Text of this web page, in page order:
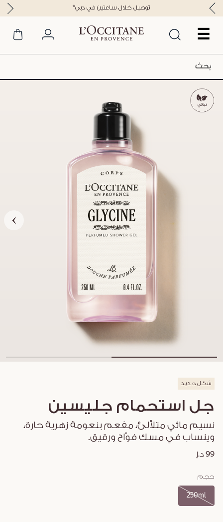
☰
*توصيل خلال ساعتين في دبي
شكل جديد
جل استحمام جليسين
نسيم مائي متلألئ، مفعم بنعومة زهرية حارة،
وينساب في مسك فوّاح ورقيق.
99 د.إ
حجم
250ml